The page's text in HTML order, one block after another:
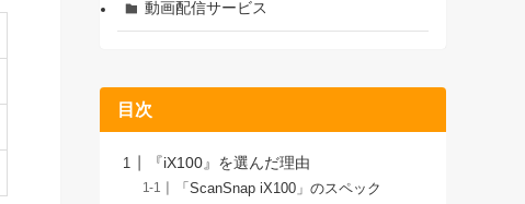
動画配信サービス
目次
『iX100』を選んだ理由
「ScanSnap iX100」のスペック